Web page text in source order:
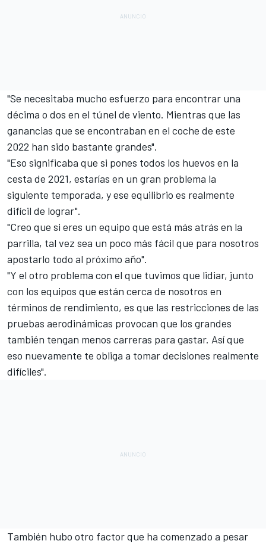
"Se necesitaba mucho esfuerzo para encontrar una
décima o dos en el túnel de viento. Mientras que las
ganancias que se encontraban en el coche de este
2022 han sido bastante grandes".
"Eso significaba que si pones todos los huevos en la
cesta de 2021, estarías en un gran problema la
siguiente temporada, y ese equilibrio es realmente
difícil de lograr".
"Creo que si eres un equipo que está más atrás en la
parrilla, tal vez sea un poco más fácil que para nosotros
apostarlo todo al próximo año".
"Y el otro problema con el que tuvimos que lidiar, junto
con los equipos que están cerca de nosotros en
términos de rendimiento, es que las restricciones de las
pruebas aerodinámicas provocan que los grandes
también tengan menos carreras para gastar. Así que
eso nuevamente te obliga a tomar decisiones realmente
difíciles".
También hubo otro factor que ha comenzado a pesar